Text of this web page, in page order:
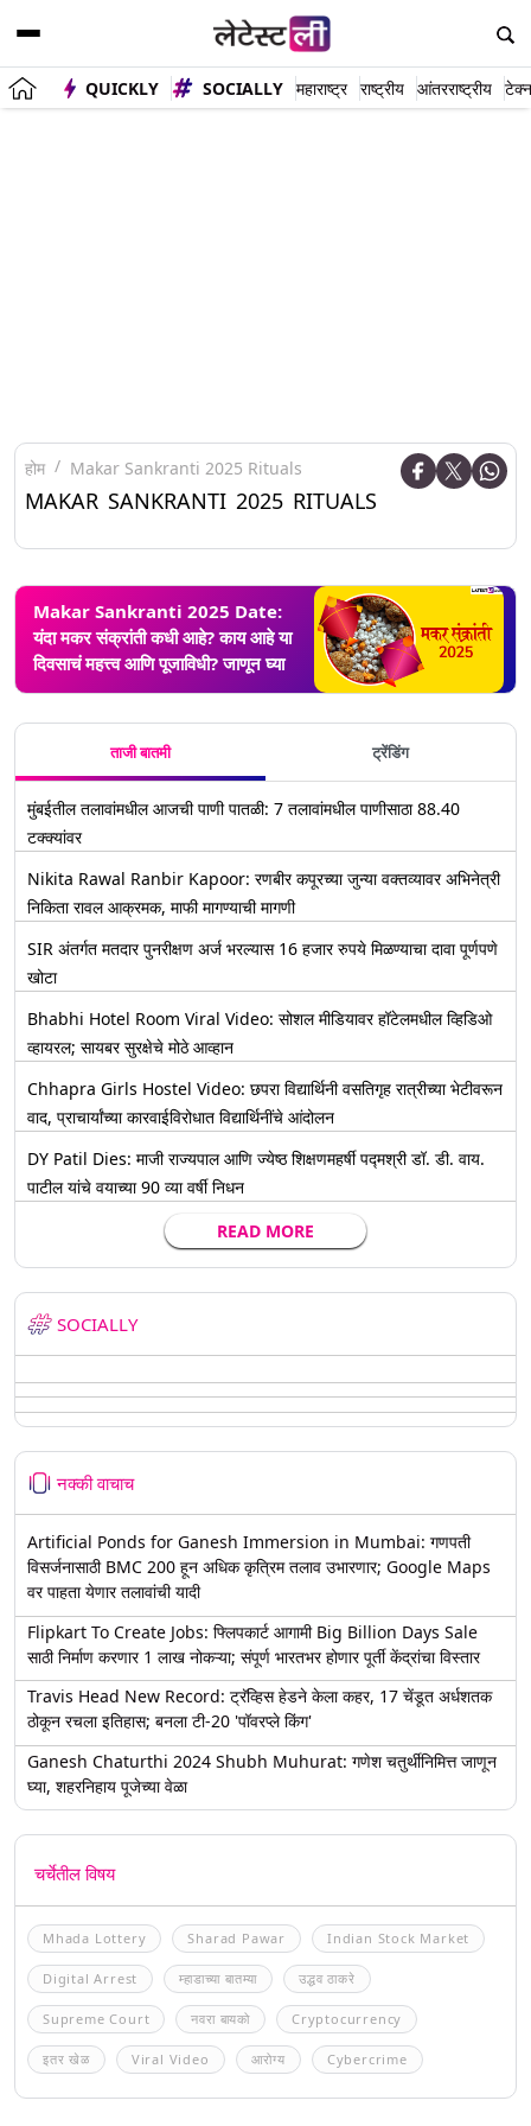
QUICKLY SOCIALLY महाराष्ट्र राष्ट्रीय आंतरराष्ट्रीय
होम Makar Sankranti 2025 Rituals
MAKAR SANKRANTI 2025 RITUALS
Makar Sankranti 2025 Date:
यंदा मकर संक्रांती कधी आहे? काय आहे या
दिवसाचं महत्त्व आणि पूजाविधी? जाणून घ्या
ताजी बातमी ट्रेंडिंग
मुंबईतील तलावांमधील आजची पाणी पातळी: 7 तलावांमधील पाणीसाठा 88.40
टक्क्यांवर
Nikita Rawal Ranbir Kapoor: रणबीर कपूरच्या जुन्या वक्तव्यावर अभिनेत्री
निकिता रावल आक्रमक, माफी मागण्याची मागणी
SIR अंतर्गत मतदार पुनरीक्षण अर्ज भरल्यास 16 हजार रुपये मिळण्याचा दावा पूर्णपणे
खोटा
Bhabhi Hotel Room Viral Video: सोशल मीडियावर हॉटेलमधील व्हिडिओ
व्हायरल; सायबर सुरक्षेचे मोठे आव्हान
Chhapra Girls Hostel Video: छपरा विद्यार्थिनी वसतिगृह रात्रीच्या भेटीवरून
वाद, प्राचार्यांच्या कारवाईविरोधात विद्यार्थिनींचे आंदोलन
DY Patil Dies: माजी राज्यपाल आणि ज्येष्ठ शिक्षणमहर्षी पद्मश्री डॉ. डी. वाय.
पाटील यांचे वयाच्या 90 व्या वर्षी निधन
READ MORE
SOCIALLY
नक्की वाचाच
Artificial Ponds for Ganesh Immersion in Mumbai: गणपती
विसर्जनासाठी BMC 200 हून अधिक कृत्रिम तलाव उभारणार; Google Maps
वर पाहता येणार तलावांची यादी
Flipkart To Create Jobs: फ्लिपकार्ट आगामी Big Billion Days Sale
साठी निर्माण करणार 1 लाख नोकऱ्या; संपूर्ण भारतभर होणार पूर्ती केंद्रांचा विस्तार
Travis Head New Record: ट्रॅव्हिस हेडने केला कहर, 17 चेंडूत अर्धशतक
ठोकून रचला इतिहास; बनला टी-20 'पॉवरप्ले किंग'
Ganesh Chaturthi 2024 Shubh Muhurat: गणेश चतुर्थीनिमित्त जाणून
घ्या, शहरनिहाय पूजेच्या वेळा
चर्चेतील विषय
Mhada Lottery Sharad Pawar Indian Stock Market
Digital Arrest म्हाडाच्या बातम्या उद्धव ठाकरे
Supreme Court नवरा बायको Cryptocurrency
इतर खेळ Viral Video आरोग्य Cybercrime